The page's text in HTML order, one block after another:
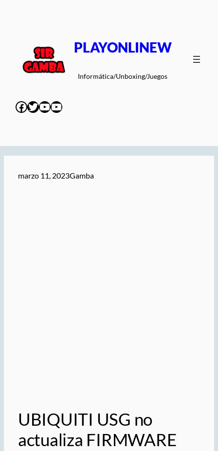
PLAYONLINEW
Informática/Unboxing/Juegos
Facebook
Twitter
YouTube
YouTube
marzo 11, 2023Gamba
UBIQUITI USG no
actualiza FIRMWARE